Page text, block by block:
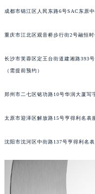
成都市锦江区人民东路6号SAC东原
重庆市江北区观音桥步行街2号融恒
长沙市芙蓉区定王台街道建湘路393
（需提前预约）
郑州市二七区铭功路10号华润大厦写
太原市迎泽区解放路15号亨得利名表
沈阳市沈河区中街路137号亨得利名